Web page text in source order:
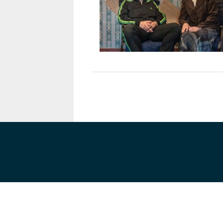
Karaçay-
Çerkes
Krasnodar
Kray
Osetya